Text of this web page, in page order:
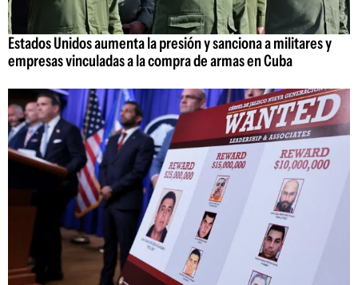
Estados Unidos aumenta la presión y sanciona a militares y
empresas vinculadas a la compra de armas en Cuba